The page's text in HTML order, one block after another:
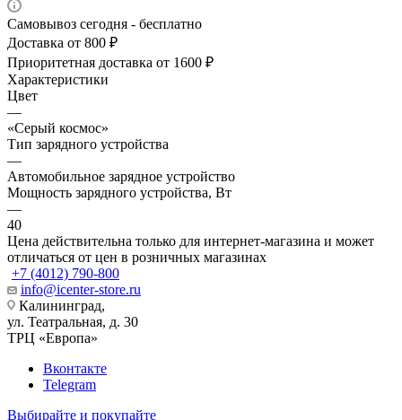
Самовывоз сегодня - бесплатно
Доставка от 800 ₽
Приоритетная доставка от 1600 ₽
Характеристики
Цвет
—
«Серый космос»
Тип зарядного устройства
—
Автомобильное зарядное устройство
Мощность зарядного устройства, Вт
—
40
Цена действительна только для интернет-магазина и может
отличаться от цен в розничных магазинах
+7 (4012) 790-800
info@icenter-store.ru
Калининград,
ул. Театральная, д. 30
ТРЦ «Европа»
Вконтакте
Telegram
Выбирайте и покупайте